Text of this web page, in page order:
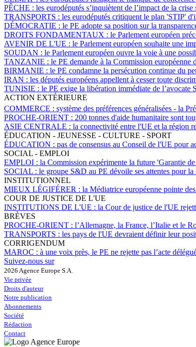
PÊCHE : les eurodéputés s’inquiètent de l’impact de la
TRANSPORTS : les eurodéputés critiquent le plan 'STIP'
DÉMOCRATIE : le PE adopte sa position sur la
DROITS FONDAMENTAUX : le Parlement européen
AVENIR DE L'UE : le Parlement européen souhaite une
SOUDAN : le Parlement européen ouvre la voie à une
TANZANIE : le PE demande à la Commission
BIRMANIE : le PE condamne la persécution continue du
IRAN : les députés européens appellent à cesser toute
TUNISIE : le PE exige la libération immédiate de l’avocate
ACTION EXTÉRIEURE
COMMERCE : système des préférences généralisées - la
PROCHE-ORIENT : 200 tonnes d'aide humanitaire sont
ASIE CENTRALE : la connectivité entre l'UE et la région
ÉDUCATION - JEUNESSE - CULTURE - SPORT
ÉDUCATION : pas de consensus au Conseil de l'UE pour
SOCIAL - EMPLOI
EMPLOI : la Commission expérimente la future 'Garantie
SOCIAL : le groupe S&D au PE dévoile ses attentes pour
INSTITUTIONNEL
MIEUX LÉGIFÉRER : la Médiatrice européenne pointe
COUR DE JUSTICE DE L'UE
INSTITUTIONS DE L'UE : la Cour de justice de l'UE
BRÈVES
PROCHE-ORIENT : l’Allemagne, la France, l’Italie et le
TRANSPORTS : les pays de l'UE devraient définir leur
CORRIGENDUM
MAROC : à une voix près, le PE ne rejette pas l’acte
Suivez-nous sur
2026 Agence Europe S.A.
Vie privée
Droits d'auteur
Notre publication
Abonnements
Société
Rédaction
Contact